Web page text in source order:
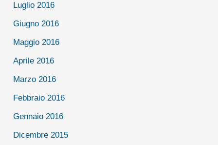
Luglio 2016
Giugno 2016
Maggio 2016
Aprile 2016
Marzo 2016
Febbraio 2016
Gennaio 2016
Dicembre 2015